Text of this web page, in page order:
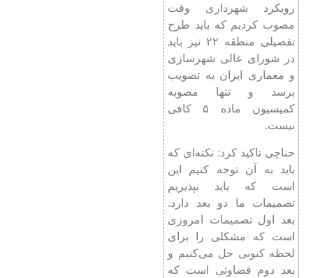
رویکرد شهرداری وقت
مصوب کردیم که باید طرح
تفصیلی منطقه ۲۲ نیز باید
در شورای عالی شهرسازی
و معماری ایران به تصویب
برسد و تنها مصوبه
کمیسیون ماده ۵ کافی
نیست.
حناچی تاکید کرد: نکته‌ای که
باید به آن توجه کنیم این
است که باید بپذیریم
تصمیمات ما دو بعد دارد.
بعد اول تصمیمات امروزی
است که مشکلی را برای
لحظه کنونی حل می‌کنیم و
بعد دوم قضاوتی است که